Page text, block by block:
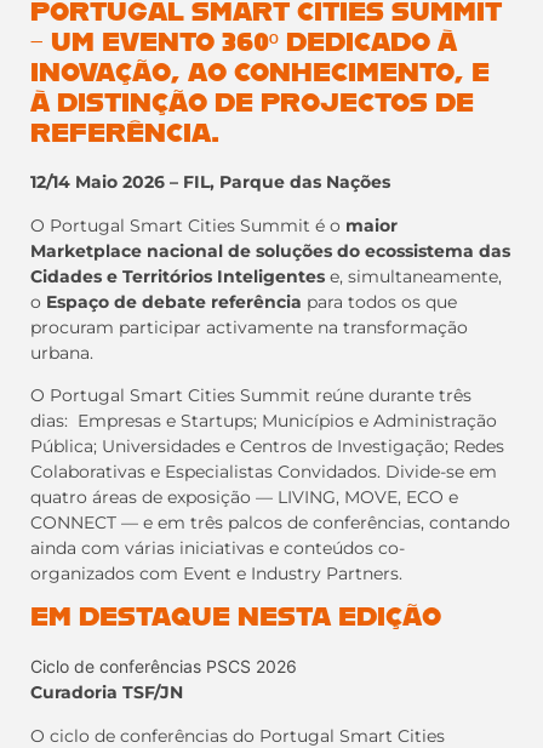
PORTUGAL SMART CITIES SUMMIT
– UM EVENTO 360º DEDICADO À
INOVAÇÃO, AO CONHECIMENTO, E
À DISTINÇÃO DE PROJECTOS DE
REFERÊNCIA.
12/14 Maio 2026 – FIL, Parque das Nações
O Portugal Smart Cities Summit é o maior
Marketplace nacional de soluções do ecossistema das
Cidades e Territórios Inteligentes e, simultaneamente,
o Espaço de debate referência para todos os que
procuram participar activamente na transformação
urbana.
O Portugal Smart Cities Summit reúne durante três
dias: Empresas e Startups; Municípios e Administração
Pública; Universidades e Centros de Investigação; Redes
Colaborativas e Especialistas Convidados. Divide-se em
quatro áreas de exposição — LIVING, MOVE, ECO e
CONNECT — e em três palcos de conferências, contando
ainda com várias iniciativas e conteúdos co-
organizados com Event e Industry Partners.
EM DESTAQUE NESTA EDIÇÃO
Ciclo de conferências PSCS 2026
Curadoria TSF/JN
O ciclo de conferências do Portugal Smart Cities